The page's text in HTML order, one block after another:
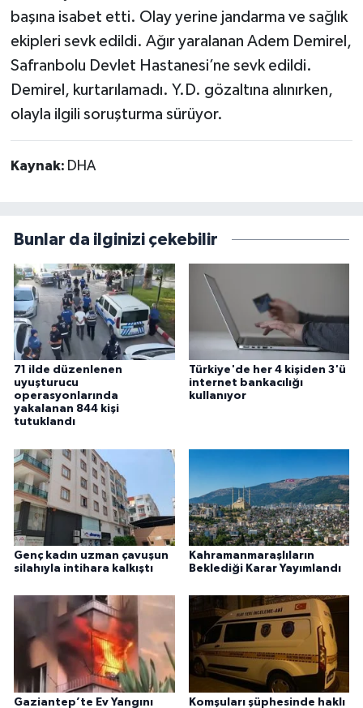
başına isabet etti. Olay yerine jandarma ve sağlık
ekipleri sevk edildi. Ağır yaralanan Adem Demirel,
Safranbolu Devlet Hastanesi’ne sevk edildi.
Demirel, kurtarılamadı. Y.D. gözaltına alınırken,
olayla ilgili soruşturma sürüyor.
Kaynak: DHA
Bunlar da ilginizi çekebilir
71 ilde düzenlenen
uyuşturucu
operasyonlarında
yakalanan 844 kişi
tutuklandı
Türkiye'de her 4 kişiden 3'ü
internet bankacılığı
kullanıyor
Genç kadın uzman çavuşun
silahıyla intihara kalkıştı
Kahramanmaraşlıların
Beklediği Karar Yayımlandı
Gaziantep’te Ev Yangını Komşuları şüphesinde haklı